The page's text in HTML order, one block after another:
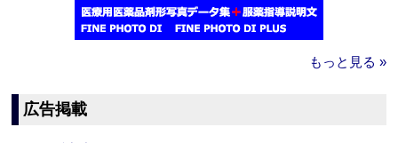
もっと見る »
広告掲載